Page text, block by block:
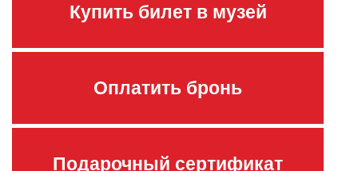
Купить билет в музей
Оплатить бронь
Подарочный сертификат